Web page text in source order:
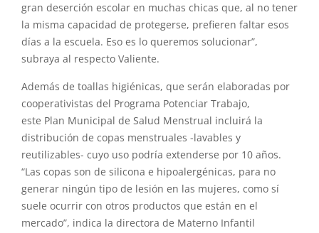
gran deserción escolar en muchas chicas que, al no tener
la misma capacidad de protegerse, prefieren faltar esos
días a la escuela. Eso es lo queremos solucionar”,
subraya al respecto Valiente.
Además de toallas higiénicas, que serán elaboradas por
cooperativistas del Programa Potenciar Trabajo,
este Plan Municipal de Salud Menstrual incluirá la
distribución de copas menstruales -lavables y
reutilizables- cuyo uso podría extenderse por 10 años.
“Las copas son de silicona e hipoalergénicas, para no
generar ningún tipo de lesión en las mujeres, como sí
suele ocurrir con otros productos que están en el
mercado”, indica la directora de Materno Infantil